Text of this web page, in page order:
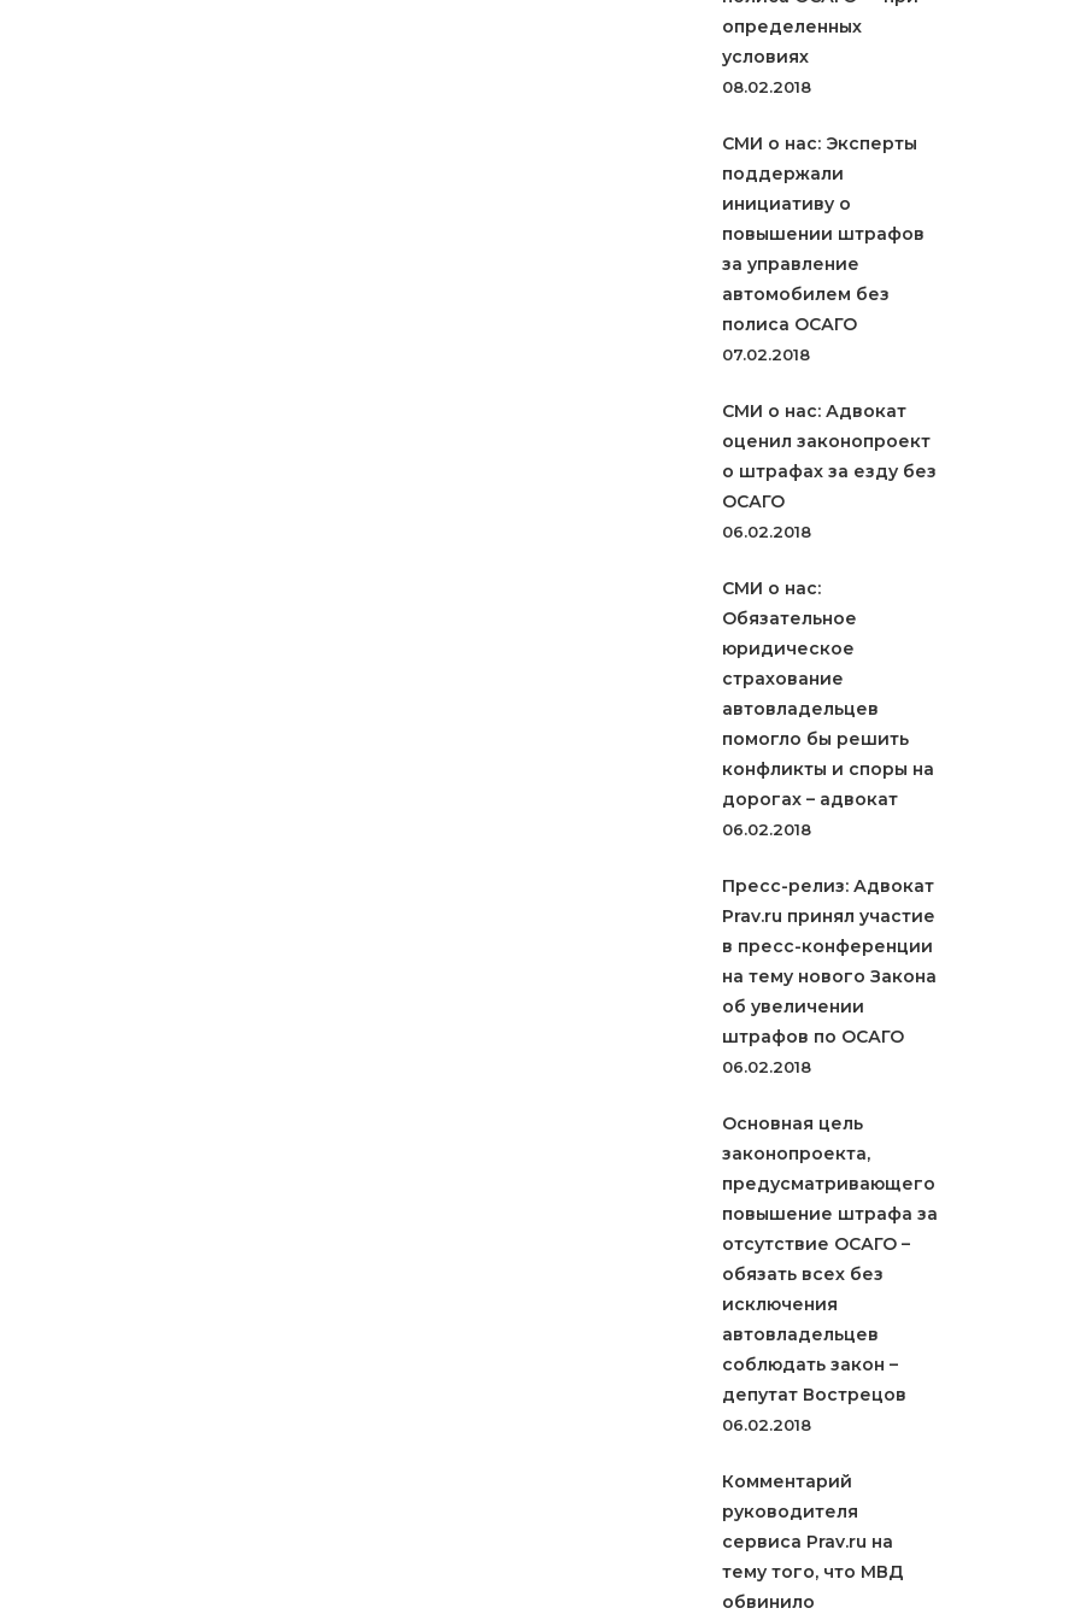
определенных
условиях
08.02.2018
СМИ о нас: Эксперты
поддержали
инициативу о
повышении штрафов
за управление
автомобилем без
полиса ОСАГО
07.02.2018
СМИ о нас: Адвокат
оценил законопроект
о штрафах за езду без
ОСАГО
06.02.2018
СМИ о нас:
Обязательное
юридическое
страхование
автовладельцев
помогло бы решить
конфликты и споры на
дорогах – адвокат
06.02.2018
Пресс-релиз: Адвокат
Prav.ru принял участие
в пресс-конференции
на тему нового Закона
об увеличении
штрафов по ОСАГО
06.02.2018
Основная цель
законопроекта,
предусматривающего
повышение штрафа за
отсутствие ОСАГО –
обязать всех без
исключения
автовладельцев
соблюдать закон –
депутат Вострецов
06.02.2018
Комментарий
руководителя
сервиса Prav.ru на
тему того, что МВД
обвинило